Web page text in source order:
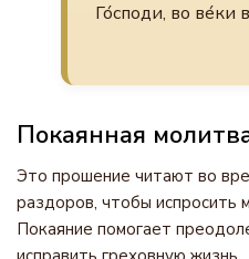
Го́споди, во ве́ки
Покаянная
Это прошение читают во
раздоров, чтобы испросить
Покаяние помогает